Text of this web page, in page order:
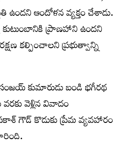
ఉందని ఆందోళన వ్యక్తం చేశాడు.
ప్రాణహాని ఉందని
కల్పించాలని ప్రభుత్వాన్ని
కుమారుడు బండి భగీరథ
వెళ్లిన వివాదం
గౌడ్ కొడుకు ప్రేమ వ్యవహారం